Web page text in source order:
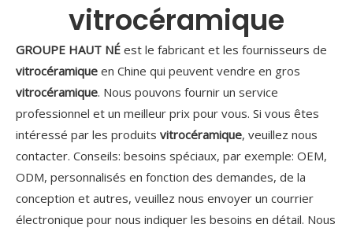
vitrocéramique
GROUPE HAUT NÉ est le fabricant et les fournisseurs de
vitrocéramique en Chine qui peuvent vendre en gros
vitrocéramique. Nous pouvons fournir un service
professionnel et un meilleur prix pour vous. Si vous êtes
intéressé par les produits vitrocéramique, veuillez nous
contacter. Conseils: besoins spéciaux, par exemple: OEM,
ODM, personnalisés en fonction des demandes, de la
conception et autres, veuillez nous envoyer un courrier
électronique pour nous indiquer les besoins en détail. Nous